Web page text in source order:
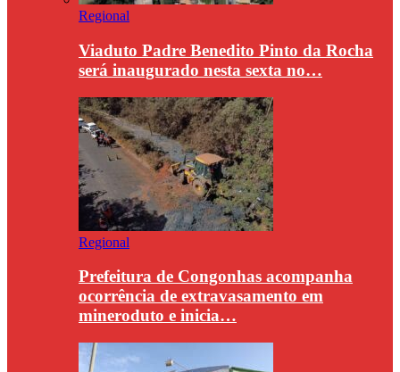
Regional
Viaduto Padre Benedito Pinto da Rocha
será inaugurado nesta sexta no…
Regional
Prefeitura de Congonhas acompanha
ocorrência de extravasamento em
mineroduto e inicia…